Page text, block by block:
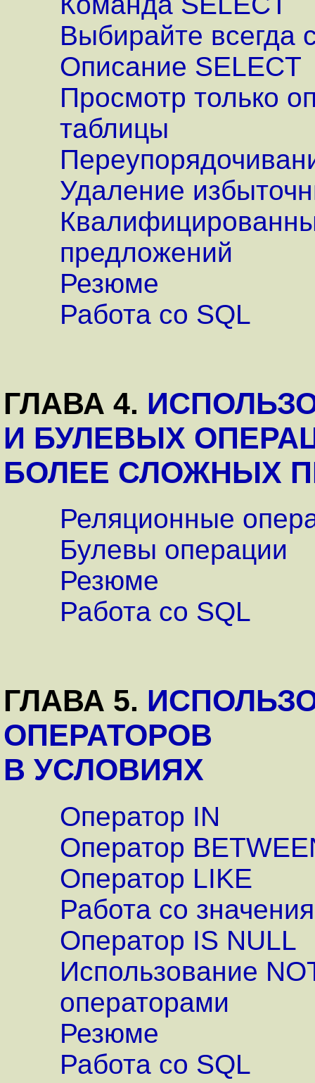
Выбирайте всегда
Описание SELECT
Просмотр только
таблицы
Удаление
предложений
Резюме
Работа со SQL
ГЛАВА 4.
И БУЛЕВЫХ
БОЛЕЕ СЛОЖНЫХ
Реляционные
Булевы операции
Резюме
Работа со SQL
ГЛАВА 5.
ОПЕРАТОРОВ
В УСЛОВИЯХ
Оператор IN
Оператор
Оператор LIKE
Работа со
Оператор IS NULL
Использование
операторами
Резюме
Работа со SQL